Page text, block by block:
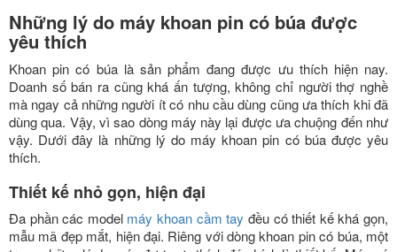
Những lý do máy khoan pin có búa được
yêu thích
Khoan pin có búa là sản phẩm đang được ưu thích hiện nay.
Doanh số bán ra cũng khá ấn tượng, không chỉ người thợ nghề
mà ngay cả những người ít có nhu cầu dùng cũng ưa thích khi đã
dùng qua. Vậy, vì sao dòng máy này lại được ưa chuộng đến như
vậy. Dưới đây là những lý do máy khoan pin có búa được yêu
thích.
Thiết kế nhỏ gọn, hiện đại
Đa phần các model máy khoan cầm tay đều có thiết kế khá gọn,
mẫu mã đẹp mắt, hiện đại. Riêng với dòng khoan pin có búa, một